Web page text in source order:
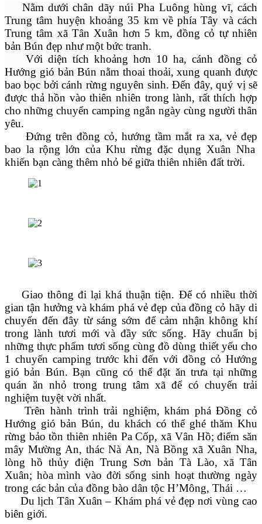
Nằm dưới chân dãy núi Pha Luông hùng vĩ, cách
Trung tâm huyện khoảng 35 km về phía Tây và cách
Trung tâm xã Tân Xuân hơn 5 km, đồng cỏ tự nhiên
bản Bún đẹp như một bức tranh.
Với diện tích khoảng hơn 10 ha, cánh đồng cỏ
Hướng gió bản Bún nằm thoai thoải, xung quanh được
bao bọc bởi cánh rừng nguyên sinh. Đến đây, quý vị sẽ
được thả hồn vào thiên nhiên trong lành, rất thích hợp
cho những chuyển camping ngắn ngày cùng người thân
yêu.
Đứng trên đồng cỏ, hướng tầm mắt ra xa, vẻ đẹp
bao la rộng lớn của Khu rừng đặc dụng Xuân Nha
khiến bạn càng thêm nhỏ bé giữa thiên nhiên đất trời.
Giao thông đi lại khá thuận tiện. Để có nhiều thời
gian tận hưởng và khám phá vẻ đẹp của đồng cỏ hãy di
chuyển đến đây từ sáng sớm để cảm nhận không khí
trong lành tươi mới và đầy sức sống. Hãy chuẩn bị
những thực phẩm tươi sống cùng đồ dùng thiết yếu cho
1 chuyến camping trước khi đến với đồng cỏ Hướng
gió bản Bún. Bạn cũng có thể đặt ăn trưa tại những
quán ăn nhỏ trong trung tâm xã để có chuyến trải
nghiệm tuyệt vời nhất.
Trên hành trình trải nghiệm, khám pháĐồng cỏ
Hướng gió bản Bún, du khách có thể ghé thăm Khu
rừng bảo tồn thiên nhiên Pa Cốp, xã Vân Hồ; điểm săn
mây Mường An, thác Nà An, Nà Bồng xã Xuân Nha,
lòng hồ thủy điện Trung Sơn bản Tà Lào, xã Tân
Xuân; hòa mình vào đời sống sinh hoạt thường ngày
trong các bản của đồng bào dân tộc H’Mông, Thái …
Du lịch Tân Xuân – Khám phá vẻ đẹp nơi vùng cao
biên giới.